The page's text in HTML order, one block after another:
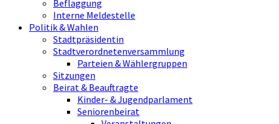
Beflaggung
Interne Meldestelle
Politik & Wahlen
Stadtpräsidentin
Stadtverordnetenversammlung
Parteien & Wählergruppen
Sitzungen
Beirat & Beauftragte
Kinder- & Jugendparlament
Seniorenbeirat